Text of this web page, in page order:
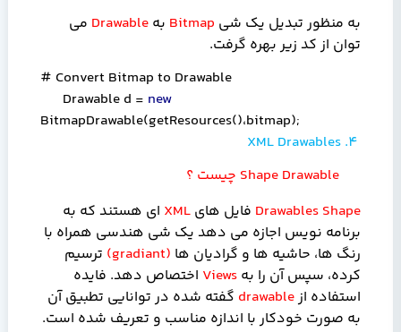
به منظور تبدیل یک شی Bitmap به Drawable می
توان از کد زیر بهره گرفت.
# Convert Bitmap to Drawable
Drawable d = new
BitmapDrawable(getResources()،bitmap);
4.
XML Drawables
Shape Drawable چیست ؟
Shape
Drawables فایل های XML ای هستند که به
برنامه نویس اجازه می دهد یک شی هندسی همراه با
رنگ ها، حاشیه ها و گرادیان ها (
gradiant
) ترسیم
کرده، سپس آن را به Views اختصاص دهد. فایده
استفاده ازdrawable گفته شده در توانایی تطبیق آن
به صورت خودکار با اندازه مناسب و تعریف شده است.